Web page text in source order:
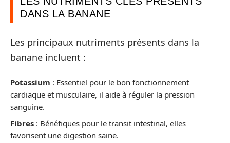
DANS LA BANANE
Les principaux nutriments présents dans la
banane incluent :
Potassium : Essentiel pour le bon fonctionnement
cardiaque et musculaire, il aide à réguler la pression
sanguine.
Fibres : Bénéfiques pour le transit intestinal, elles
favorisent une digestion saine.